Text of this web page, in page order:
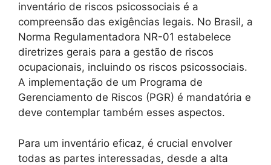
inventário de riscos psicossociais é a
compreensão das exigências legais. No Brasil, a
Norma Regulamentadora NR-01 estabelece
diretrizes gerais para a gestão de riscos
ocupacionais, incluindo os riscos psicossociais.
A implementação de um Programa de
Gerenciamento de Riscos (PGR) é mandatória e
deve contemplar também esses aspectos.
Para um inventário eficaz, é crucial envolver
todas as partes interessadas, desde a alta